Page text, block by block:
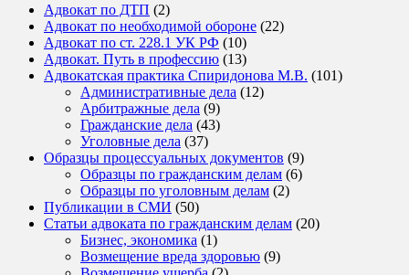
Адвокат по ДТП (2)
Адвокат по необходимой обороне (22)
Адвокат по ст. 228.1 УК РФ (10)
Адвокат. Путь в профессию (13)
Адвокатская практика Спиридонова М.В. (101)
Административные дела (12)
Арбитражные дела (9)
Гражданские дела (43)
Уголовные дела (37)
Образцы процессуальных документов (9)
Образцы по гражданским делам (6)
Образцы по уголовным делам (2)
Публикации в СМИ (50)
Статьи адвоката по гражданским делам (20)
Бизнес, экономика (1)
Возмещение вреда здоровью (9)